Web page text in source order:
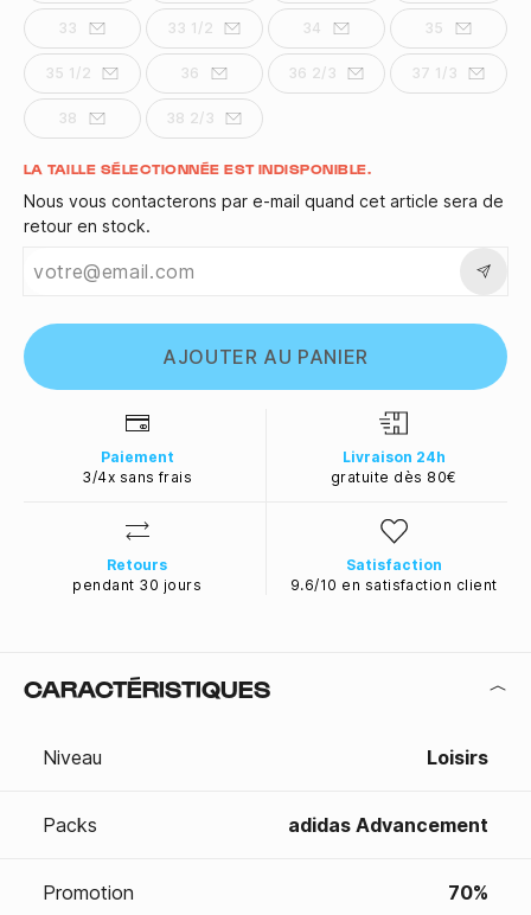
33 33 1/2 34 35
35 1/2 36 36 2/3 37 1/3
38 38 2/3
Quantité
LA TAILLE SÉLECTIONNÉE EST INDISPONIBLE.
Nous vous contacterons par e-mail quand cet article sera de
retour en stock.
AJOUTER AU PANIER
Paiement
3/4x sans frais
Livraison 24h
gratuite dès 80€
Retours
pendant 30 jours
Satisfaction
9.6/10 en satisfaction client
CARACTÉRISTIQUES
Niveau Loisirs
Packs adidas Advancement
Promotion 70%